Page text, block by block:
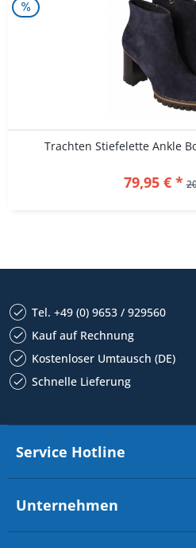
Trachten Stiefelette Ankle
79,95 € *
Tel. +49 (0) 9653 / 929560
Kauf auf Rechnung
Kostenloser Umtausch (DE)
Schnelle Lieferung
Service Hotline
Unternehmen